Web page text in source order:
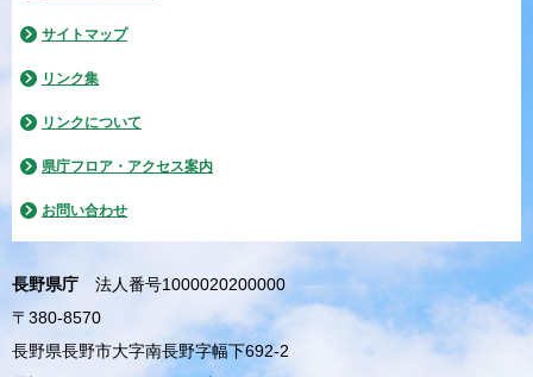
サイトマップ
リンク集
リンクについて
県庁フロア・アクセス案内
お問い合わせ
長野県庁
法人番号1000020200000
〒380-8570
長野県長野市大字南長野字幅下692-2